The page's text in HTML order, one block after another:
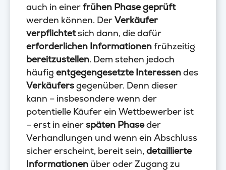
auch in einerfrühen Phase geprüft
werden können. DerVerkäufer
verpflichtetsich dann, die dafür
erforderlichen Informationenfrühzeitig
bereitzustellen. Dem stehen jedoch
häufig entgegengesetzte Interessendes
Verkäufersgegenüber. Denn dieser
kann – insbesondere wenn der
potentielle Käufer ein Wettbewerber ist
– erst in einerspäten Phaseder
Verhandlungen und wenn ein Abschluss
sicher erscheint, bereit sein, detaillierte
Informationen über oder Zugang zu